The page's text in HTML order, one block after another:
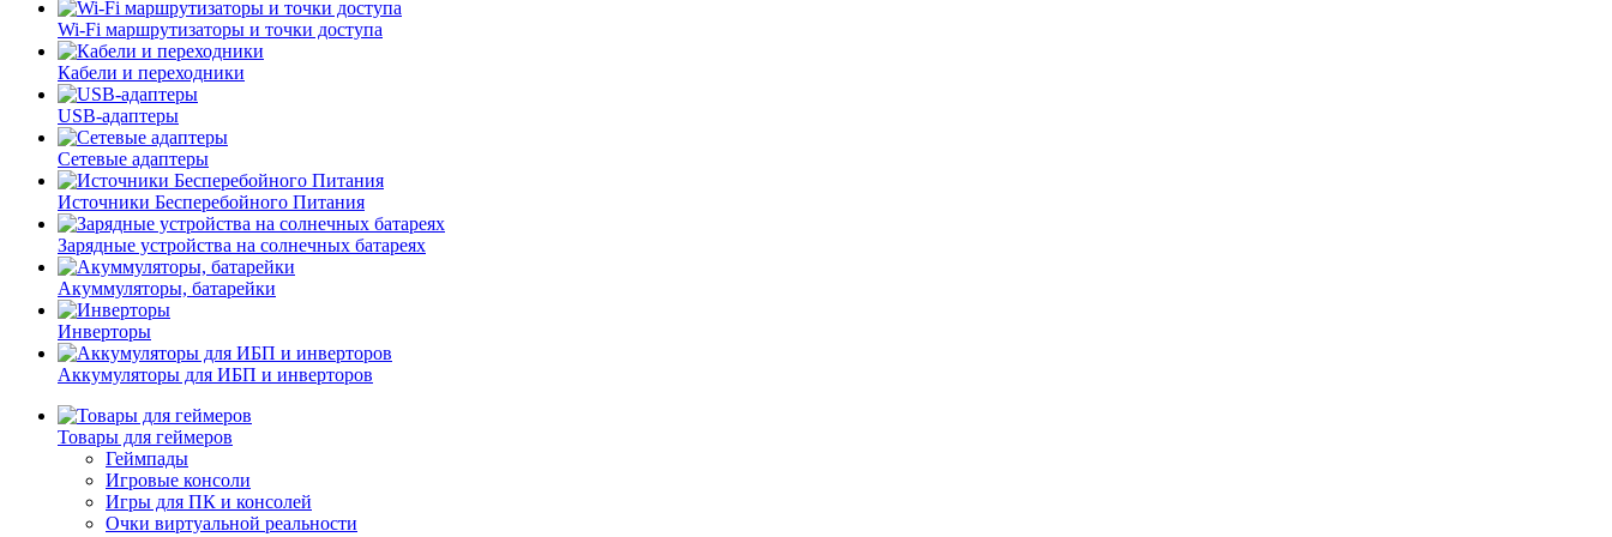
Wi-Fi маршрутизаторы и точки доступа
Кабели и переходники
USB-адаптеры
Сетевые адаптеры
Источники Бесперебойного Питания
Зарядные устройства на солнечных батареях
Акуммуляторы, батарейки
Инверторы
Аккумуляторы для ИБП и инверторов
Товары для геймеров
Геймпады
Игровые консоли
Игры для ПК и консолей
Очки виртуальной реальности